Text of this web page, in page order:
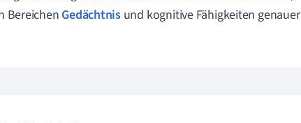
Bereichen Gedächtnisund kognitive Fähigkeiten genauer